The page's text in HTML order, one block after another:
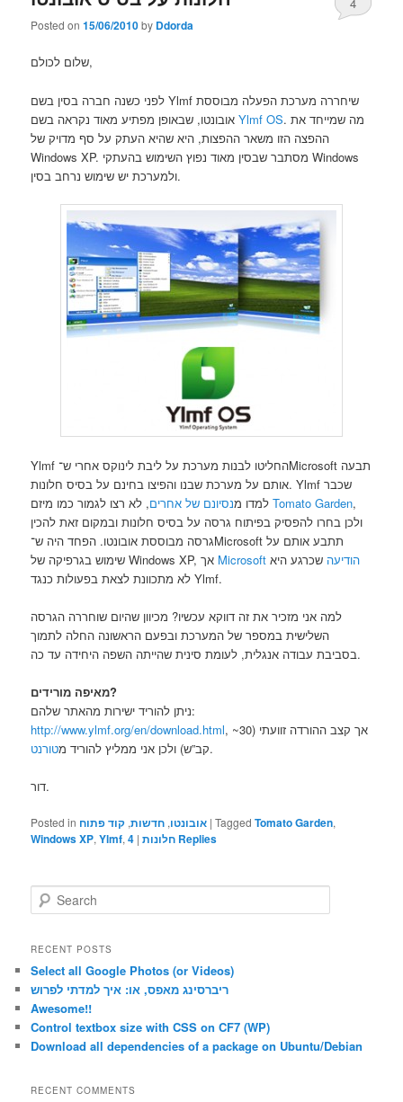
Posted on15/06/2010by Ddorda
4
שלום לכולם,
לפני כשנה חברה בסין בשם Ylmf שיחררה מערכת הפעלה מבוססת
אובונטו, שבאופן מפתיע מאוד נקראה בשםYlmf OS. מה שמייחד את
ההפצה הזו משאר ההפצות, היא שהיא העתק על סף מדויק של
Windows XP. מסתבר שבסין מאוד נפוץ השימוש בהעתקי Windows
ולמערכת יש שימוש נרחב בסין.
Ylmf החליטו לבנות מערכת על ליבת לינוקס אחרי ש־Microsoft תבעה
אותם על מערכת שבנו והפיצו בחינם על בסיס חלונות. Ylmf שכבר
למדו מנסיונם של אחרים , לא רצו לגמור כמו מיזםTomato Garden,
ולכן בחרו להפסיק בפיתוח גרסה על בסיס חלונות ובמקום זאת להכין
גרסה מבוססת אובונטו. הפחד היה ש־Microsoft תתבע אותם על
Microsoft הודיעה שכרגע היא
לא מתכוונת לצאת בפעולות כנגד Ylmf.
למה אני מזכיר את זה דווקא עכשיו? מכיוון שהיום שוחררה הגרסה
השלישית במספר של המערכת ובפעם הראשונה החלה לתמוך
בסביבת עבודה אנגלית, לעומת סינית שהייתה השפה היחידה עד כה.
מאיפה מורידים?
ניתן להוריד ישירות מהאתר שלהם:
http://www.ylmf.org/en/download.html, אך קצב ההורדה זוועתי (30~
קב”ש) ולכן אני ממליץ להוריד מטורנט .
דור.
Posted in אובונטו, חדשות, קוד פתוח |Tagged Tomato Garden,
Windows XP,Ylmf, חלונות‏ |
4 Replies
e
r
h
RECENT POSTS
Select all Google Photos (or Videos)
ריברסינג מאפס, או: איך למדתי לפרוש
Awesome!!
Control textbox size with CSS on CF7 (WP)
Download all dependencies of a package on Ubuntu/Debian
RECENT COMMENTS